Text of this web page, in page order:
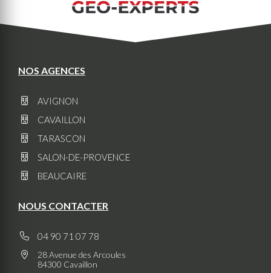
NOS AGENCES
AVIGNON
CAVAILLON
TARASCON
SALON-DE-PROVENCE
BEAUCAIRE
NOUS CONTACTER
04 90 71 07 78
28 Avenue des Arcoules
84300 Cavaillon